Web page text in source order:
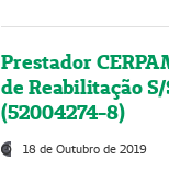
Prestador
de Reabilitação
(52004274-8)
18 de Outubro de 2019